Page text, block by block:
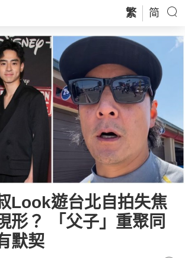
繁 简
Look遊台北自拍失焦
形？ 「父子」重聚同
默契